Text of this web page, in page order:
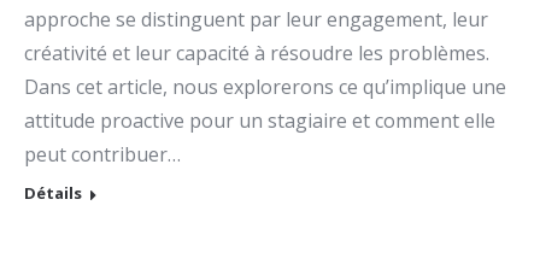
approche se distinguent par leur engagement, leur
créativité et leur capacité à résoudre les problèmes.
Dans cet article, nous explorerons ce qu’implique une
attitude proactive pour un stagiaire et comment elle
peut contribuer…
Détails